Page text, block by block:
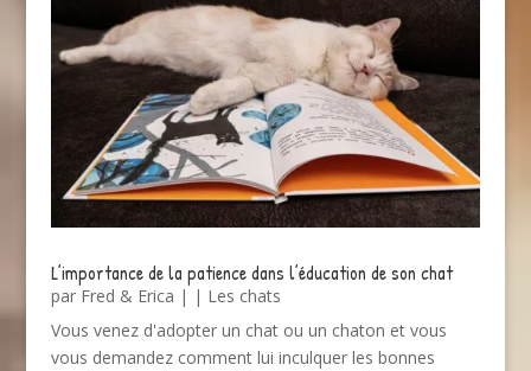
L’importance de la patience dans l’éducation de son chat
par Fred & Erica | | Les chats
Vous venez d'adopter un chat ou un chaton et vous
vous demandez comment lui inculquer les bonnes